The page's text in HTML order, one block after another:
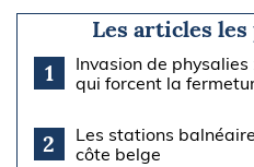
Les articles
1
Invasion de
qui forcent la
2
Les stations
côte belge